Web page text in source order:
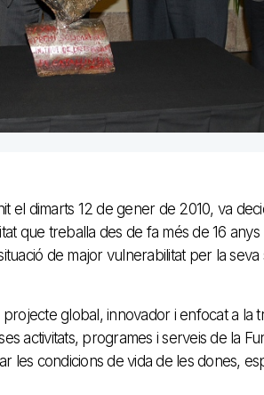
el dimarts 12 de gener de 2010, va
que treballa des de fa més de 16 anys
de major vulnerabilitat per la seva
global, innovador i enfocat a la
activitats, programes i serveis de la
les condicions de vida de les dones,